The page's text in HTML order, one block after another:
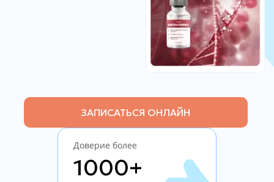
ЗАПИСАТЬСЯ ОНЛАЙН
Доверие более
1000+